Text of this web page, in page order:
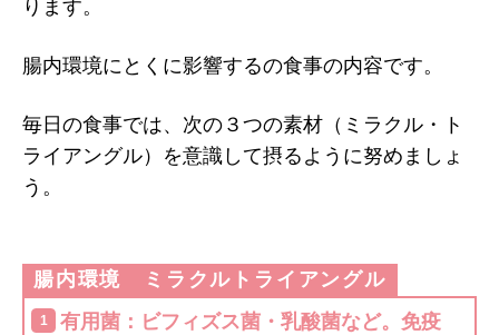
ります。
腸内環境にとくに影響するの食事の内容です。
毎日の食事では、次の３つの素材（ミラクル・ト
ライアングル）を意識して摂るように努めましょ
う。
腸内環境 ミラクルトライアングル
有用菌：ビフィズス菌・乳酸菌など。免疫